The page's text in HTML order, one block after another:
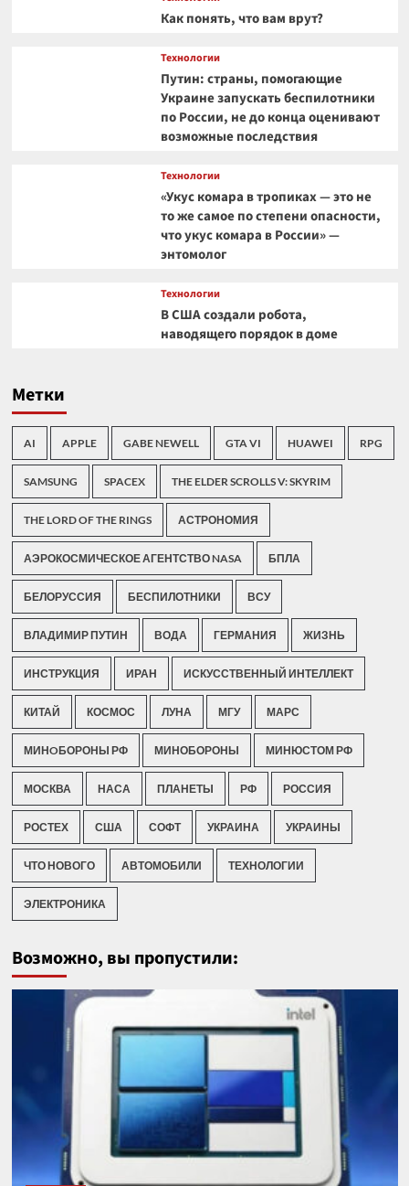
Как понять, что вам врут?
Технологии
Путин: страны, помогающие
Украине запускать беспилотники
по России, не до конца оценивают
возможные последствия
Технологии
«Укус комара в тропиках — это не
то же самое по степени опасности,
что укус комара в России» —
энтомолог
Технологии
В США создали робота,
наводящего порядок в доме
Метки
AI APPLE GABE NEWELL GTA VI HUAWEI RPG
SAMSUNG SPACEX THE ELDER SCROLLS V: SKYRIM
THE LORD OF THE RINGS АСТРОНОМИЯ
АЭРОКОСМИЧЕСКОЕ АГЕНТСТВО NASA БПЛА
БЕЛОРУССИЯ БЕСПИЛОТНИКИ ВСУ
ВЛАДИМИР ПУТИН ВОДА ГЕРМАНИЯ ЖИЗНЬ
ИНСТРУКЦИЯ ИРАН ИСКУССТВЕННЫЙ ИНТЕЛЛЕКТ
КИТАЙ КОСМОС ЛУНА МГУ МАРС
МИНOБОРОНЫ РФ МИНОБОРОНЫ МИНЮСТОМ РФ
МОСКВА НАСА ПЛАНЕТЫ РФ РОССИЯ
РОСТЕХ США СОФТ УКРАИНА УКРАИНЫ
ЧТО НОВОГО АВТОМОБИЛИ ТЕХНОЛОГИИ
ЭЛЕКТРОНИКА
Возможно, вы пропустили: